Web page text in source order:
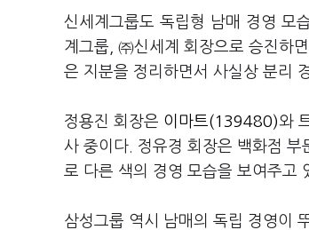
신세계그룹도 독립형 남매 경영 모
계그룹, ㈜신세계 회장으로 승진하
은 지분을 정리하면서 사실상 분리
정용진 회장은 이마트(139480)와
사 중이다. 정유경 회장은 백화점
로 다른 색의 경영 모습을 보여주고
삼성그룹 역시 남매의 독립 경영이